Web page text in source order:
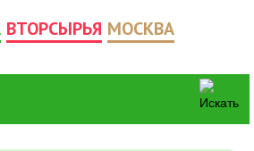
ВТОРСЫРЬЯ МОСКВА